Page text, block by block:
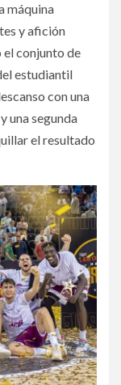
máquina
y afición
conjunto de
estudiantil
con una
una segunda
el resultado